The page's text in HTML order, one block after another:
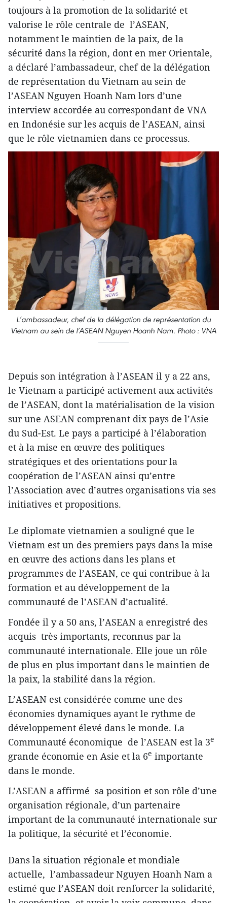
toujours à la promotion de la solidarité et
valorise le rôle centrale de l’ASEAN,
notamment le maintien de la paix, de la
sécurité dans la région, dont en mer Orientale,
a déclaré l’ambassadeur, chef de la délégation
de représentation du Vietnam au sein de
l’ASEAN Nguyen Hoanh Nam lors d’une
interview accordée au correspondant de VNA
en Indonésie sur les acquis de l’ASEAN, ainsi
que le rôle vietnamien dans ce processus.
L’ambassadeur, chef de la délégation de représentation du
Vietnam au sein de l’ASEAN Nguyen Hoanh Nam. Photo : VNA
Depuis son intégration à l’ASEAN il y a 22 ans,
le Vietnam a participé activement aux activités
de l’ASEAN, dont la matérialisation de la vision
sur une ASEAN comprenant dix pays de l’Asie
du Sud-Est. Le pays a participé à l’élaboration
et à la mise en œuvre des politiques
stratégiques et des orientations pour la
coopération de l’ASEAN ainsi qu’entre
l’Association avec d’autres organisations via ses
initiatives et propositions.
Le diplomate vietnamien a souligné que le
Vietnam est un des premiers pays dans la mise
en œuvre des actions dans les plans et
programmes de l’ASEAN, ce qui contribue à la
formation et au développement de la
communauté de l’ASEAN d’actualité.
Fondée il y a 50 ans, l’ASEAN a enregistré des
acquis très importants, reconnus par la
communauté internationale. Elle joue un rôle
de plus en plus important dans le maintien de
la paix, la stabilité dans la région.
L’ASEAN est considérée comme une des
économies dynamiques ayant le rythme de
développement élevé dans le monde. La
Communauté économique de l’ASEAN est la 3e
grande économie en Asie et la 6e importante
dans le monde.
L’ASEAN a affirmé sa position et son rôle d’une
organisation régionale, d’un partenaire
important de la communauté internationale sur
la politique, la sécurité et l’économie.
Dans la situation régionale et mondiale
actuelle, l’ambassadeur Nguyen Hoanh Nam a
estimé que l’ASEAN doit renforcer la solidarité,